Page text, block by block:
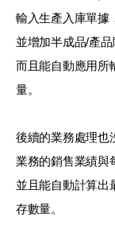
輸入生產入庫單據
並增加半成品/產品
而且能自動應用所
量。
後續的業務處理也
業務的銷售業績與
並且能自動計算出
存數量。